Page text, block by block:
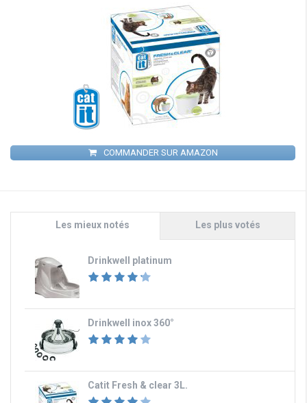
COMMANDER SUR AMAZON
Les mieux notés Les plus votés
Drinkwell platinum
Drinkwell inox 360°
Catit Fresh & clear 3L.